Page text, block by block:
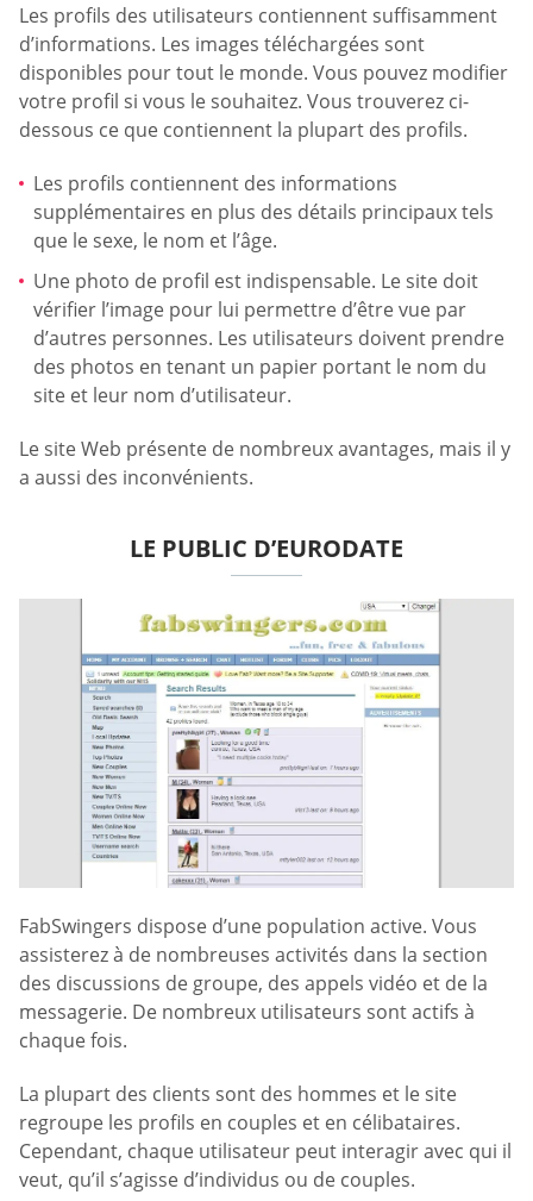
Les profils des utilisateurs contiennent suffisamment
d’informations. Les images téléchargées sont
disponibles pour tout le monde. Vous pouvez modifier
votre profil si vous le souhaitez. Vous trouverez ci-
dessous ce que contiennent la plupart des profils.
Les profils contiennent des informations
supplémentaires en plus des détails principaux tels
que le sexe, le nom et l’âge.
Une photo de profil est indispensable. Le site doit
vérifier l’image pour lui permettre d’être vue par
d’autres personnes. Les utilisateurs doivent prendre
des photos en tenant un papier portant le nom du
site et leur nom d’utilisateur.
Le site Web présente de nombreux avantages, mais il y
a aussi des inconvénients.
LE PUBLIC D’EURODATE
FabSwingers dispose d’une population active. Vous
assisterez à de nombreuses activités dans la section
des discussions de groupe, des appels vidéo et de la
messagerie. De nombreux utilisateurs sont actifs à
chaque fois.
La plupart des clients sont des hommes et le site
regroupe les profils en couples et en célibataires.
Cependant, chaque utilisateur peut interagir avec qui il
veut, qu’il s’agisse d’individus ou de couples.